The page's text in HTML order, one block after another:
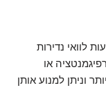
לוואי נדירות
או
וניתן למנוע אותן